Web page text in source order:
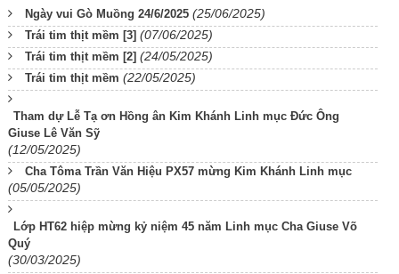
Ngày vui Gò Muồng 24/6/2025 (25/06/2025)
Trái tim thịt mềm [3] (07/06/2025)
Trái tim thịt mềm [2] (24/05/2025)
Trái tim thịt mềm (22/05/2025)
Tham dự Lễ Tạ ơn Hồng ân Kim Khánh Linh mục Đức Ông
Giuse Lê Văn Sỹ
(12/05/2025)
Cha Tôma Trần Văn Hiệu PX57 mừng Kim Khánh Linh mục
(05/05/2025)
Lớp HT62 hiệp mừng kỷ niệm 45 năm Linh mục Cha Giuse Võ
Quý
(30/03/2025)